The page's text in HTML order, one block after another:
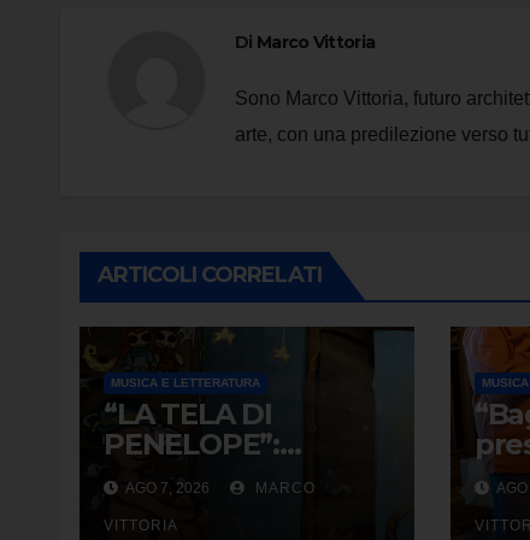
Di Marco Vittoria
Sono Marco Vittoria, futuro
arte, con una predilezione verso
ARTICOLI CORRELATI
MUSICA E LETTERATURA
“LA TELA DI
PENELOPE”:
RANDOLPH
CARTER E LA
AGO 7, 2026 MARCO
VITTORIA